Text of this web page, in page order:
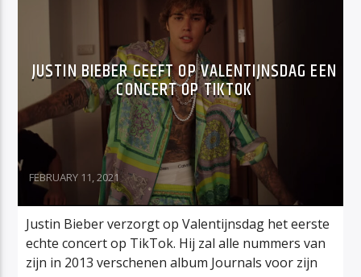
JUSTIN BIEBER GEEFT OP VALENTIJNSDAG EEN
CONCERT OP TIKTOK
FEBRUARY 11, 2021
Justin Bieber verzorgt op Valentijnsdag het eerste
echte concert op TikTok. Hij zal alle nummers van
zijn in 2013 verschenen album Journals voor zijn